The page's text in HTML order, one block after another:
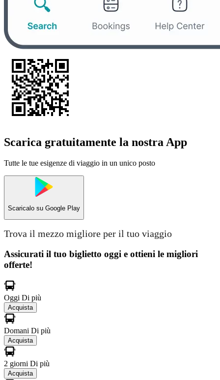
Scarica gratuitamente la nostra App
Tutte le tue esigenze di viaggio in un unico posto
Scaricalo su Google Play
Trova il mezzo migliore per il tuo viaggio
Assicurati il ​​tuo biglietto oggi e ottieni le migliori
offerte!
Oggi Di più
Acquista
Domani Di più
Acquista
2 giorni Di più
Acquista